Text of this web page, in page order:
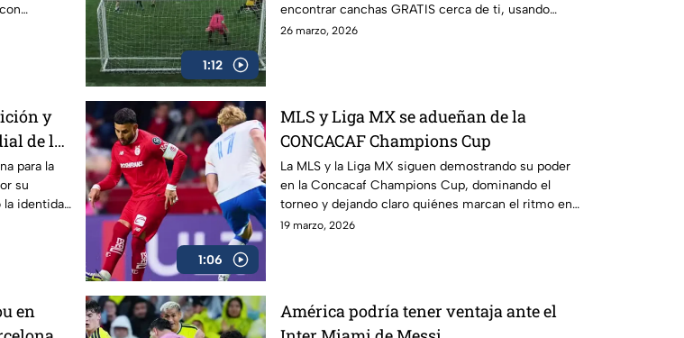
1:12
encontrar canchas GRATIS cerca de ti, usando
apps, mapas y hacks que realmente funcionan.
26 marzo, 2026
y
de la
para la
su
la identidad
los
1:06
MLS y Liga MX se adueñan de la
CONCACAF Champions Cup
La MLS y la Liga MX siguen demostrando su poder
en la Concacaf Champions Cup, dominando el
torneo y dejando claro quiénes marcan el ritmo en
la región. Los equipos de ambas ligas han tomado
19 marzo, 2026
en
América podría tener ventaja ante el